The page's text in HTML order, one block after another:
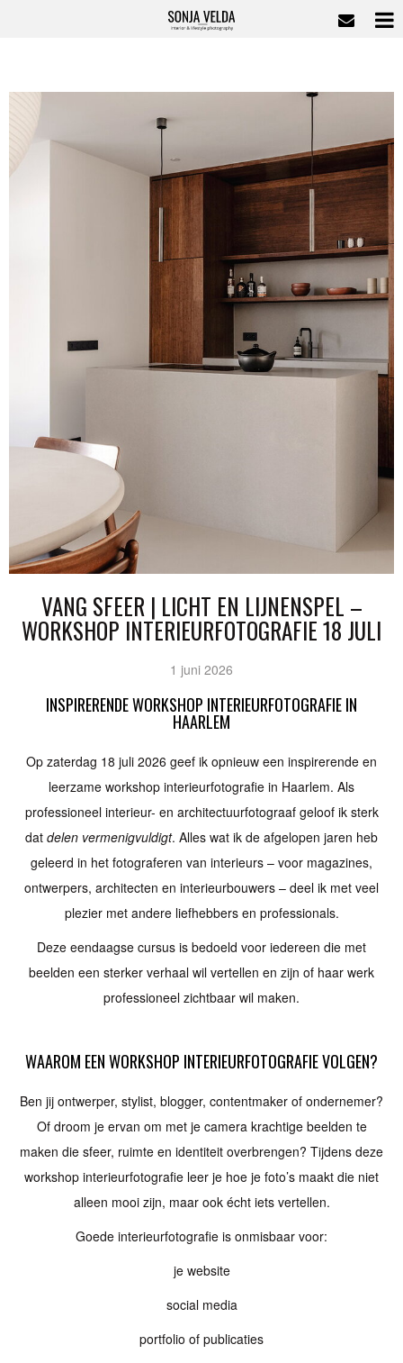
VANG SFEER | LICHT EN LIJNENSPEL –
WORKSHOP INTERIEURFOTOGRAFIE 18 JULI
1 juni 2026
INSPIRERENDE WORKSHOP INTERIEURFOTOGRAFIE IN
HAARLEM
Op zaterdag 18 juli 2026 geef ik opnieuw een inspirerende en
leerzame workshop interieurfotografie in Haarlem. Als
professioneel interieur- en architectuurfotograaf geloof ik sterk
dat delen vermenigvuldigt. Alles wat ik de afgelopen jaren heb
geleerd in het fotograferen van interieurs – voor magazines,
ontwerpers, architecten en interieurbouwers – deel ik met veel
plezier met andere liefhebbers en professionals.
Deze eendaagse cursus is bedoeld voor iedereen die met
beelden een sterker verhaal wil vertellen en zijn of haar werk
professioneel zichtbaar wil maken.
WAAROM EEN WORKSHOP INTERIEURFOTOGRAFIE VOLGEN?
Ben jij ontwerper, stylist, blogger, contentmaker of ondernemer?
Of droom je ervan om met je camera krachtige beelden te
maken die sfeer, ruimte en identiteit overbrengen? Tijdens deze
workshop interieurfotografie leer je hoe je foto’s maakt die niet
alleen mooi zijn, maar ook écht iets vertellen.
Goede interieurfotografie is onmisbaar voor:
je website
social media
portfolio of publicaties